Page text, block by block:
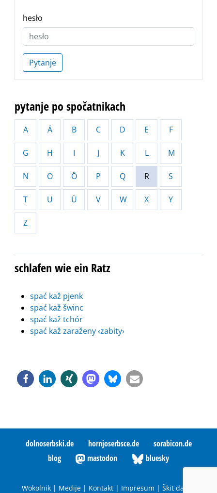
hesło
Pytanje
pytanje po spočatnikach
A Ä B C D E F
G H I J K L M
N O Ö P Q R S
T U Ü V W X Y
Z
schlafen wie ein Ratz
spać kaž pjenk
spać kaž šwinc
spać kaž tchór
spać kaž zaraženy ‹zabity›
dolnoserbski.de hornjoserbsce.de
sorabicon.de
blog
mastodon bluesky
Wokolnik| Medije| Kontakt| Impresum | Škit datow